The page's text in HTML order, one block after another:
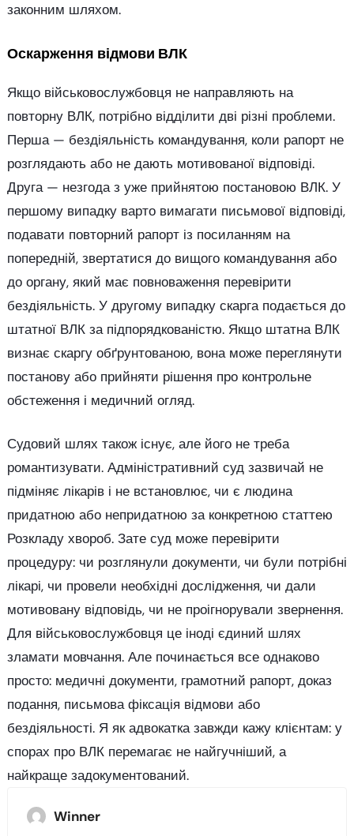
законним шляхом.
Оскарження відмови ВЛК
Якщо військовослужбовця не направляють на
повторну ВЛК, потрібно відділити дві різні проблеми.
Перша — бездіяльність командування, коли рапорт не
розглядають або не дають мотивованої відповіді.
Друга — незгода з уже прийнятою постановою ВЛК. У
першому випадку варто вимагати письмової відповіді,
подавати повторний рапорт із посиланням на
попередній, звертатися до вищого командування або
до органу, який має повноваження перевірити
бездіяльність. У другому випадку скарга подається до
штатної ВЛК за підпорядкованістю. Якщо штатна ВЛК
визнає скаргу обґрунтованою, вона може переглянути
постанову або прийняти рішення про контрольне
обстеження і медичний огляд.
Судовий шлях також існує, але його не треба
романтизувати. Адміністративний суд зазвичай не
підміняє лікарів і не встановлює, чи є людина
придатною або непридатною за конкретною статтею
Розкладу хвороб. Зате суд може перевірити
процедуру: чи розглянули документи, чи були потрібні
лікарі, чи провели необхідні дослідження, чи дали
мотивовану відповідь, чи не проігнорували звернення.
Для військовослужбовця це іноді єдиний шлях
зламати мовчання. Але починається все однаково
просто: медичні документи, грамотний рапорт, доказ
подання, письмова фіксація відмови або
бездіяльності. Я як адвокатка завжди кажу клієнтам: у
спорах про ВЛК перемагає не найгучніший, а
найкраще задокументований.
Winner